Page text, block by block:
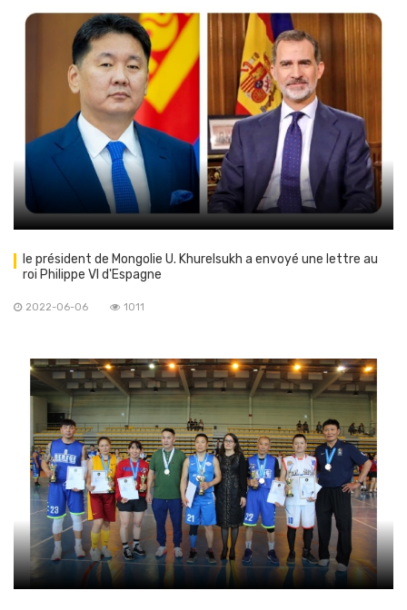
le président de Mongolie U. Khurelsukh a envoyé une lettre au
roi Philippe VI d'Espagne
2022-06-06 1011